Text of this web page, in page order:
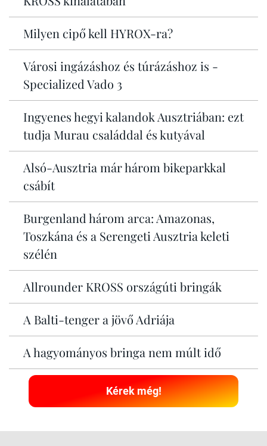
Milyen cipő kell HYROX-ra?
Városi ingázáshoz és túrázáshoz is -
Specialized Vado 3
Ingyenes hegyi kalandok Ausztriában: ezt
tudja Murau családdal és kutyával
Alsó-Ausztria már három bikeparkkal
csábít
Burgenland három arca: Amazonas,
Toszkána és a Serengeti Ausztria keleti
szélén
Allrounder KROSS országúti bringák
A Balti-tenger a jövő Adriája
A hagyományos bringa nem múlt idő
Kérek még!